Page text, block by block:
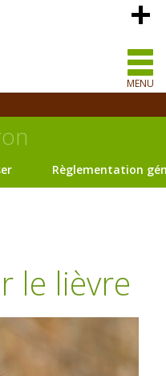
MENU
Règlementation
le lièvre